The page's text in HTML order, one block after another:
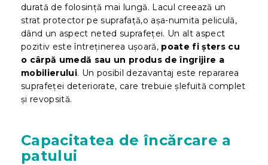
durată de folosință mai lungă. Lacul creează un
strat protector pe suprafață,o așa-numita peliculă,
dând un aspect neted suprafeței. Un alt aspect
pozitiv este întreținerea ușoară, poate fi șters cu
o cârpă umedă sau un produs de îngrijire a
mobilierului. Un posibil dezavantaj este repararea
suprafeței deteriorate, care trebuie șlefuită complet
și revopsită.
Capacitatea de încărcare a
patului